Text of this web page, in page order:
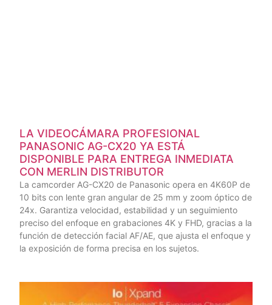
LA VIDEOCÁMARA PROFESIONAL
PANASONIC AG-CX20 YA ESTÁ
DISPONIBLE PARA ENTREGA INMEDIATA
CON MERLIN DISTRIBUTOR
La camcorder AG-CX20 de Panasonic opera en 4K60P de
10 bits con lente gran angular de 25 mm y zoom óptico de
24x. Garantiza velocidad, estabilidad y un seguimiento
preciso del enfoque en grabaciones 4K y FHD, gracias a la
función de detección facial AF/AE, que ajusta el enfoque y
la exposición de forma precisa en los sujetos.